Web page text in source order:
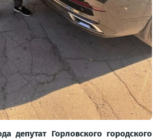
депутат Горловского городского